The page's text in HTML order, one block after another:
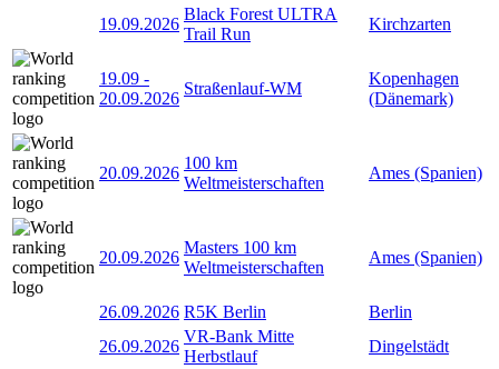
19.09.2026
Black Forest ULTRA
Trail Run
Kirchzarten
19.09 -
20.09.2026
Straßenlauf-WM
Kopenhagen
(Dänemark)
20.09.2026
100 km
Weltmeisterschaften
Ames (Spanien)
20.09.2026
Masters 100 km
Weltmeisterschaften
Ames (Spanien)
26.09.2026 R5K Berlin
Berlin
26.09.2026
VR-Bank Mitte
Herbstlauf
Dingelstädt